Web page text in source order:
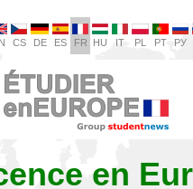
CS DE ES FR HU IT PL PT РУ
en